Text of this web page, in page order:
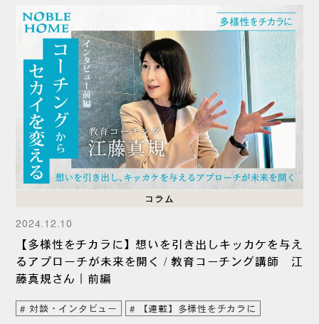
コラム
2024.12.10
【多様性をチカラに】想いを引き出しキッカケを与え
るアプローチが未来を開く / 教育コーチング講師 江
藤真規さん｜前編
対談・インタビュー 【連載】多様性をチカラに